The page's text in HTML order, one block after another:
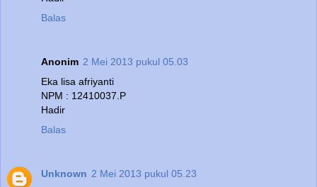
Balas
Anonim 2 Mei 2013 pukul 05.03
Eka lisa afriyanti
NPM : 12410037.P
Hadir
Balas
Unknown 2 Mei 2013 pukul 05.23